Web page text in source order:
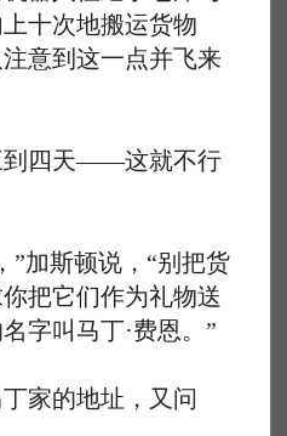
十次地搬运货物
意到这一点并飞来
四天——这就不行
斯顿说，“别把货
把它们作为礼物送
字叫马丁·费恩。”
家的地址，又问